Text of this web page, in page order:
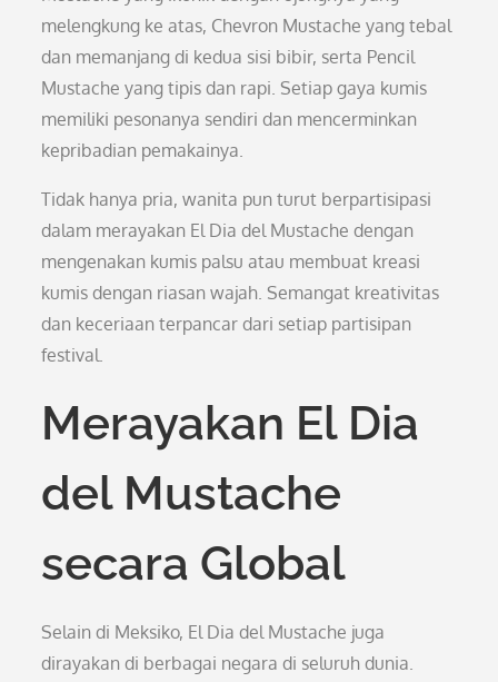
melengkung ke atas, Chevron Mustache yang tebal
dan memanjang di kedua sisi bibir, serta Pencil
Mustache yang tipis dan rapi. Setiap gaya kumis
memiliki pesonanya sendiri dan mencerminkan
kepribadian pemakainya.
Tidak hanya pria, wanita pun turut berpartisipasi
dalam merayakan El Dia del Mustache dengan
mengenakan kumis palsu atau membuat kreasi
kumis dengan riasan wajah. Semangat kreativitas
dan keceriaan terpancar dari setiap partisipan
festival.
Merayakan El Dia
del Mustache
secara Global
Selain di Meksiko, El Dia del Mustache juga
dirayakan di berbagai negara di seluruh dunia.